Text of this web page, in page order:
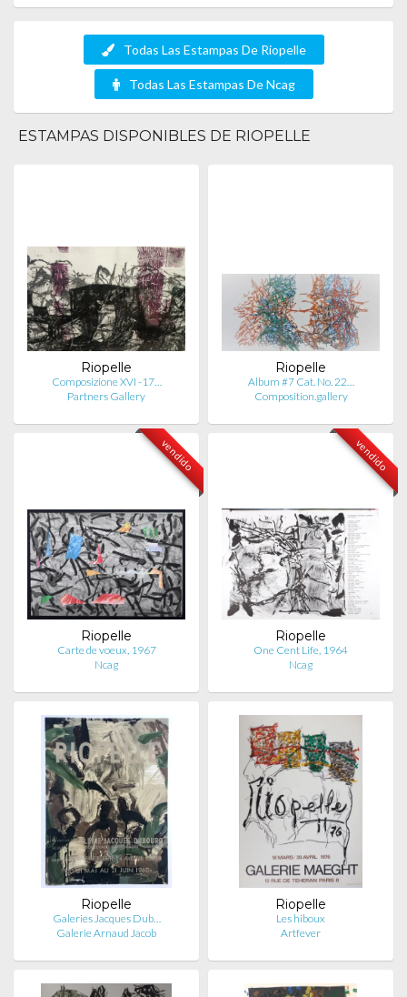
Todas Las Estampas De Riopelle
Todas Las Estampas De Ncag
ESTAMPAS DISPONIBLES DE RIOPELLE
Riopelle
Composizione XVI -17…
Partners Gallery
Riopelle
Album #7 Cat. No. 22…
Composition.gallery
vendido
Riopelle
Carte de voeux, 1967
Ncag
vendido
Riopelle
One Cent Life, 1964
Ncag
Riopelle
Galeries Jacques Dub…
Galerie Arnaud Jacob
Riopelle
Les hiboux
Artfever